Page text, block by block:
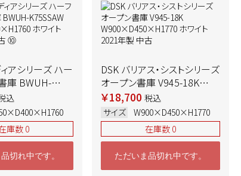
アシリーズ ハー
庫 BWUH-
ホワ
製 中古 ➉
込
庫数 0
切れ中です。
DSK バリアス・シストシリーズ
オープン書庫 V945-18K
W900×D450×H1770 ホワ
イト 2021年製 中古
￥18,700 税込
サイズ
W900×D450×H1770
在庫数 0
ただいま品切れ中です。